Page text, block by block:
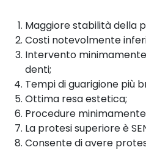
Maggiore stabilità della
Costi notevolmente
Intervento
denti;
Tempi di guarigione più
Ottima resa estetica;
Procedure
La protesi superiore è
Consente di avere